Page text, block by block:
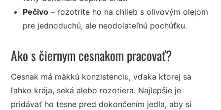
Pečivo – rozotrite ho na chlieb s olivovým olejom
pre jednoduchú, ale neodolateľnú pochúťku.
Ako s čiernym cesnakom pracovať?
Cesnak má mäkkú konzistenciu, vďaka ktorej sa
ľahko krája, seká alebo rozotiera. Najlepšie je
pridávať ho tesne pred dokončením jedla, aby si